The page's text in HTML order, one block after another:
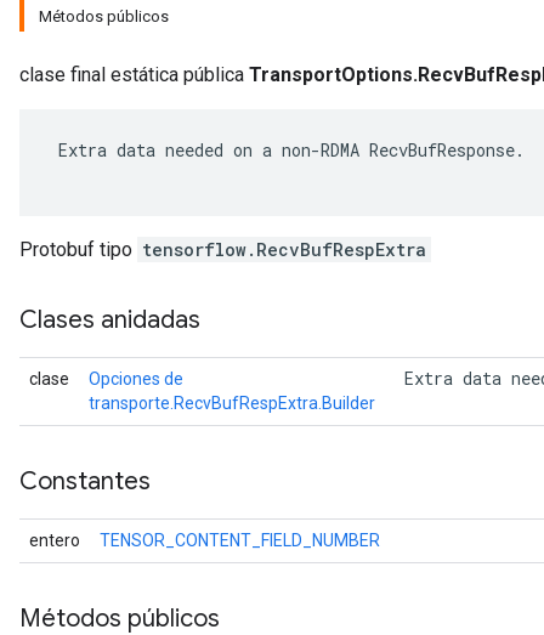
Métodos públicos
clase final estática pública
Extra data needed on a non-RDMA RecvBufResponse.
Protobuf tipo tensorflow.RecvBufRespExtra
Clases anidadas
clase
Opciones de
transporte.RecvBufRespExtra.Builder
Extra data
Constantes
entero TENSOR_CONTENT_FIELD_NUMBER
Métodos públicos